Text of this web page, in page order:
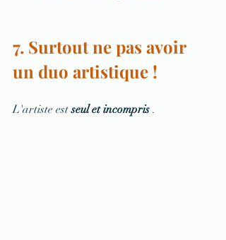
7. Surtout ne pas avoir
un duo artistique !
L'artiste est seul et incompris .